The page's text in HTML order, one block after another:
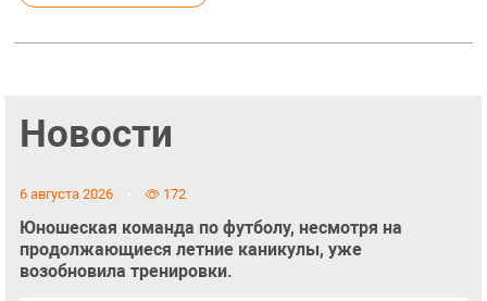
Новости
6 августа 2026 172
Юношеская команда по футболу, несмотря на
продолжающиеся летние каникулы, уже
возобновила тренировки.